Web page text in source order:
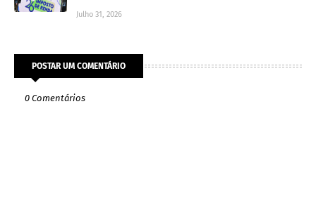
Julho 31, 2026
POSTAR UM COMENTÁRIO
0 Comentários